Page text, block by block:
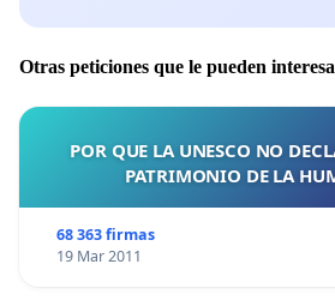
Otras peticiones que le pueden
POR QUE LA UNESCO NO
PATRIMONIO DE LA
68 363 firmas
19 Mar 2011